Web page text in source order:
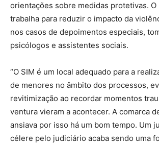
orientações sobre medidas protetivas. O
trabalha para reduzir o impacto da
nos casos de depoimentos especiais,
psicólogos e assistentes sociais.
“O SIM é um local adequado para a
de menores no âmbito dos processos,
revitimização ao recordar momentos
ventura vieram a acontecer. A comarca
ansiava por isso há um bom tempo. Um
célere pelo judiciário acaba sendo uma